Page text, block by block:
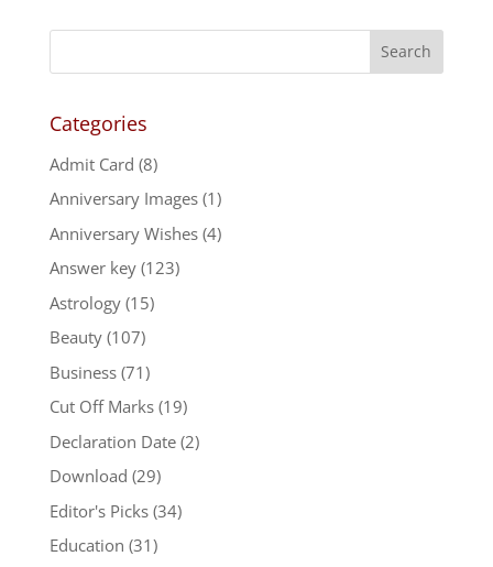
Categories
Admit Card (8)
Anniversary Images(1)
Anniversary Wishes(4)
Answer key(123)
Astrology(15)
Beauty(107)
Business(71)
Cut Off Marks(19)
Declaration Date(2)
Download (29)
Editor's Picks(34)
Education (31)